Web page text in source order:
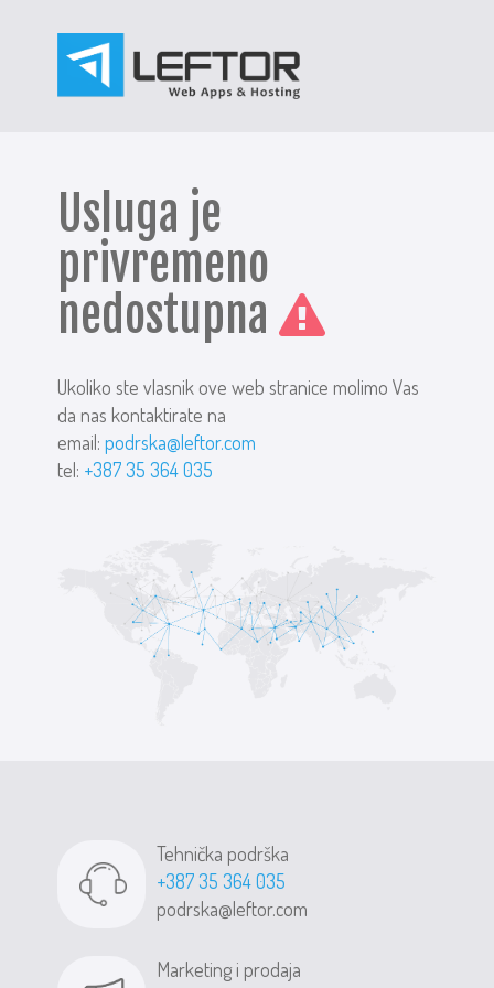
Usluga je
privremeno
nedostupna
Ukoliko ste vlasnik ove web stranice molimo Vas
da nas kontaktirate na
email:podrska@leftor.com
tel: +387 35 364 035
Tehnička podrška
+387 35 364 035
podrska@leftor.com
Marketing i prodaja